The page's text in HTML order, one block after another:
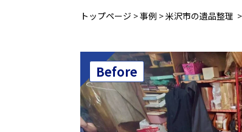
トップページ >事例 >米沢市の遺品整理 >
Before